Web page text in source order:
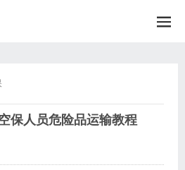
保人员危险品运输教程